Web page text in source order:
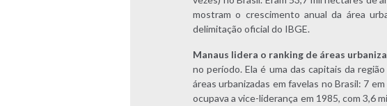
mostram o crescimento anual da área
delimitação oficial do IBGE.
Manaus lidera o ranking de áreas
no período. Ela é uma das capitais da
áreas urbanizadas em favelas no Brasil: 7
ocupava a vice-liderança em 1985, com 3,6